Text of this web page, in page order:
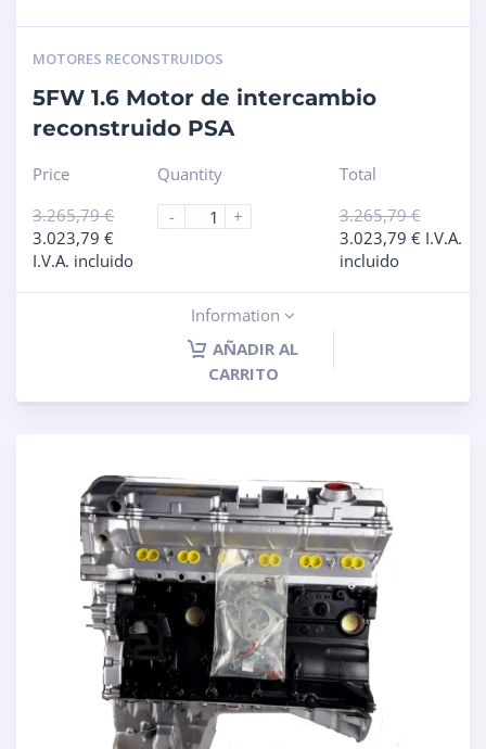
MOTORES RECONSTRUIDOS
5FW 1.6 Motor de intercambio
reconstruido PSA
Price
3.265,79€
3.023,79 €
I.V.A. incluido
Quantity
-
+
Total
3.265,79€
3.023,79 € I.V.A.
incluido
Information
AÑADIR AL
CARRITO